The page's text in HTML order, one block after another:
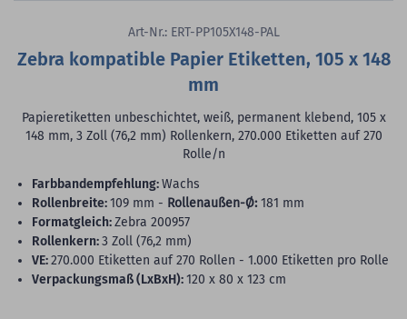
Art-Nr.: ERT-PP105X148-PAL
Zebra kompatible Papier Etiketten, 105 x 148
mm
Papieretiketten unbeschichtet, weiß, permanent klebend, 105 x
148 mm, 3 Zoll (76,2 mm) Rollenkern, 270.000 Etiketten auf 270
Rolle/n
Farbbandempfehlung:Wachs
Rollenbreite:109 mm - Rollenaußen-Ø: 181 mm
Formatgleich:Zebra 200957
Rollenkern:3 Zoll (76,2 mm)
VE:270.000 Etiketten auf 270 Rollen - 1.000 Etiketten pro Rolle
Verpackungsmaß (LxBxH):120 x 80 x 123 cm